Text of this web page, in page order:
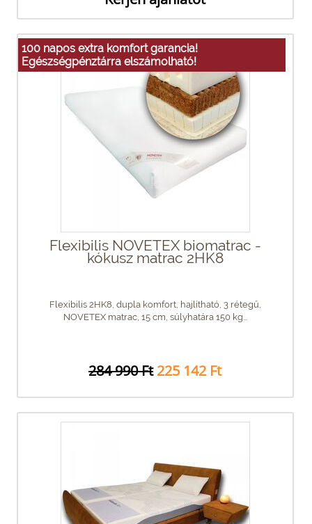
100 napos extra komfort garancia!
Egészségpénztárra elszámolható!
Flexibilis NOVETEX biomatrac -
kókusz matrac 2HK8
Flexibilis 2HK8, dupla komfort, hajlítható, 3 rétegű,
NOVETEX matrac, 15 cm, súlyhatára 150 kg...
284 990 Ft 225 142 Ft